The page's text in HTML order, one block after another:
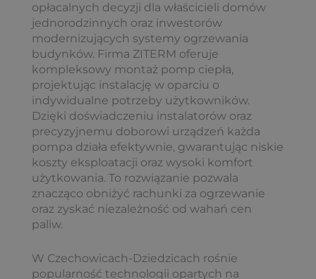
opłacalnych decyzji dla właścicieli domów
jednorodzinnych oraz inwestorów
modernizujących systemy ogrzewania
budynków. Firma ZITERM oferuje
kompleksowy montaż pomp ciepła,
projektując instalację w oparciu o
indywidualne potrzeby użytkowników.
Dzięki doświadczeniu instalatorów oraz
precyzyjnemu doborowi urządzeń każda
pompa działa efektywnie, gwarantując niskie
koszty eksploatacji oraz wysoki komfort
użytkowania. To rozwiązanie pozwala
znacząco obniżyć rachunki za ogrzewanie
oraz zyskać niezależność od wahań cen
paliw.
W Czechowicach-Dziedzicach rośnie
popularność technologii opartych na